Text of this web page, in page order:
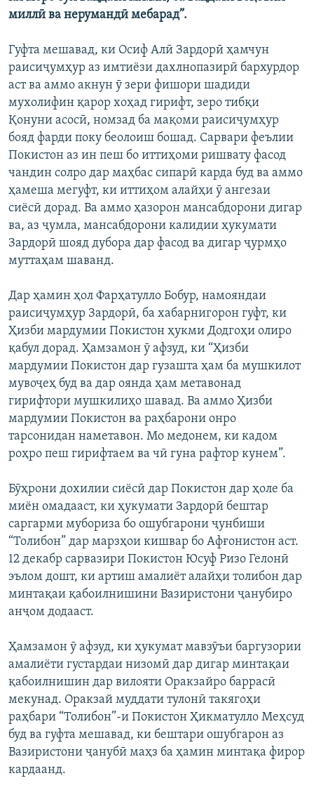
миллӣ ва нерумандӣ мебарад”.
Гуфта мешавад, ки Осиф Алӣ Зардорӣ ҳамчун
раисиҷумҳур аз имтиёзи дахлнопазирӣ бархурдор
аст ва аммо акнун ӯ зери фишори шадиди
мухолифин қарор хоҳад гирифт, зеро тибқи
Қонуни асосӣ, номзад ба мақоми раисиҷумҳур
бояд фарди поку беолоиш бошад. Сарвари феълии
Покистон аз ин пеш бо иттиҳоми ришвату фасод
чандин солро дар маҳбас сипарӣ карда буд ва аммо
ҳамеша мегуфт, ки иттиҳом алайҳи ӯ ангезаи
сиёсӣ дорад. Ва аммо ҳазорон мансабдорони дигар
ва, аз ҷумла, мансабдорони калидии ҳукумати
Зардорӣ шояд дубора дар фасод ва дигар ҷурмҳо
муттаҳам шаванд.
Дар ҳамин ҳол Фарҳатулло Бобур, намояндаи
раисиҷумҳур Зардорӣ, ба хабарнигорон гуфт, ки
Ҳизби мардумии Покистон ҳукми Додгоҳи олиро
қабул дорад. Ҳамзамон ӯ афзуд, ки “Ҳизби
мардумии Покистон дар гузашта ҳам ба мушкилот
мувоҷеҳ буд ва дар оянда ҳам метавонад
гирифтори мушкилиҳо шавад. Ва аммо Ҳизби
мардумии Покистон ва раҳбарони онро
тарсонидан наметавон. Мо медонем, ки кадом
роҳро пеш гирифтаем ва чӣ гуна рафтор кунем”.
Бӯҳрони дохилии сиёсӣ дар Покистон дар ҳоле ба
миён омадааст, ки ҳукумати Зардорӣ бештар
саргарми мубориза бо ошубгарони ҷунбиши
“Толибон” дар марзҳои кишвар бо Афғонистон аст.
12 декабр сарвазири Покистон Юсуф Ризо Гелонӣ
эълом дошт, ки артиш амалиёт алайҳи толибон дар
минтақаи қабоилнишини Вазиристони ҷанубиро
анҷом додааст.
Ҳамзамон ӯ афзуд, ки ҳукумат мавзӯъи баргузории
амалиёти густардаи низомӣ дар дигар минтақаи
қабоилнишин дар вилояти Оракзайро баррасӣ
мекунад. Оракзай муддати тулонӣ такягоҳи
раҳбари “Толибон”-и Покистон Ҳикматулло Меҳсуд
буд ва гуфта мешавад, ки бештари ошубгарон аз
Вазиристони ҷанубӣ маҳз ба ҳамин минтақа фирор
кардаанд.